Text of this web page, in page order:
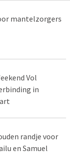
mantelzorgers
Vol
in
randje voor
en Samuel